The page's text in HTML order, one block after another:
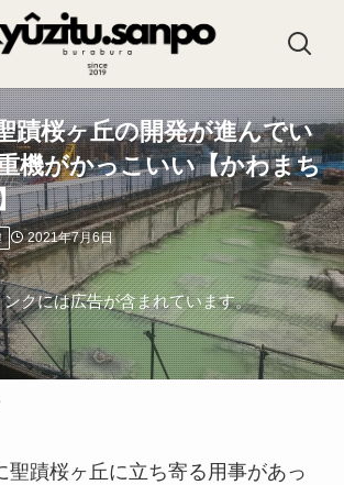
蹟桜ヶ丘の開発が進んでい
機がかっこいい【かわまち
2021年7月6日
クには広告が含まれています。
聖蹟桜ヶ丘に立ち寄る用事があっ